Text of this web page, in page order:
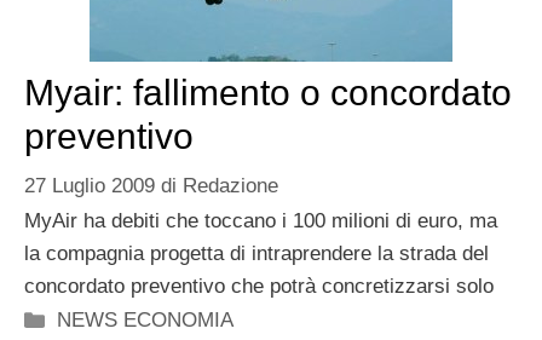
Myair: fallimento o concordato
preventivo
27 Luglio 2009 di Redazione
MyAir ha debiti che toccano i 100 milioni di euro, ma
la compagnia progetta di intraprendere la strada del
concordato preventivo che potrà concretizzarsi solo
Categorie
NEWS ECONOMIA